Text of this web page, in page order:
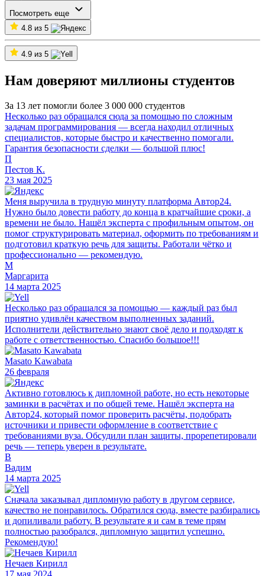
Посмотреть еще
4.8 из 5
4.9 из 5
Нам доверяют миллионы студентов
За 13 лет помогли более 3 000 000 студентов
Несколько раз обращался сюда за помощью по сложным
задачам программирования — всегда находил отличных
специалистов, которые быстро и качественно помогали.
Гарантия безопасности сделки — большой плюс!
П
Пестов К.
23 мая 2025
Меня выручила в трудную минуту платформа Автор24.
Нужно было довести работу до конца в кратчайшие сроки, а
времени не было. Нашёл эксперта с профильным опытом, он
помог структурировать материал, оформить по требованиям и
подготовил краткую речь для защиты. Работали чётко и
профессионально — рекомендую.
М
Маргарита
14 марта 2025
Несколько раз обращался за помощью — каждый раз был
приятно удивлён качеством выполненных заданий.
Исполнители действительно знают своё дело и подходят к
работе с ответственностью. Спасибо большое!!!
Masato Kawabata
26 февраля
Активно готовлюсь к дипломной работе, но есть некоторые
заминки в расчётах и по общей теме. Нашёл эксперта на
Автор24, который помог проверить расчёты, подобрать
источники и привести оформление в соответствие с
требованиями вуза. Обсудили план защиты, прорепетировали
речь — теперь уверен в результате.
В
Вадим
14 марта 2025
Сначала заказывал дипломную работу в другом сервисе,
качество не понравилось. Обратился сюда, вместе разбирались
и допиливали работу. В результате я и сам в теме прям
полностью разобрался, дипломную защитил успешно.
Рекомендую!
Нечаев Кирилл
17 мая 2024